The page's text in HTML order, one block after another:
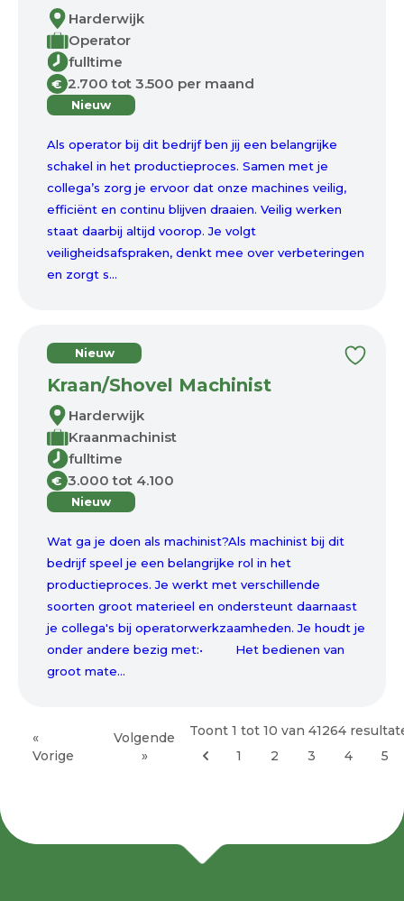
Harderwijk
Operator
fulltime
€ 2.700 tot 3.500 per maand
Nieuw
Als operator bij dit bedrijf ben jij een belangrijke
schakel in het productieproces. Samen met je
collega’s zorg je ervoor dat onze machines veilig,
efficiënt en continu blijven draaien. Veilig werken
staat daarbij altijd voorop. Je volgt
veiligheidsafspraken, denkt mee over verbeteringen
en zorgt s...
Nieuw
Kraan/Shovel Machinist
Harderwijk
Kraanmachinist
fulltime
€ 3.000 tot 4.100
Nieuw
Wat ga je doen als machinist?Als machinist bij dit
bedrijf speel je een belangrijke rol in het
productieproces. Je werkt met verschillende
soorten groot materieel en ondersteunt daarnaast
je collega's bij operatorwerkzaamheden. Je houdt je
onder andere bezig met:• Het bedienen van
groot mate...
«
Vorige
Volgende
»
Toont 1 tot 10 van 41264
1
2 3 4 5